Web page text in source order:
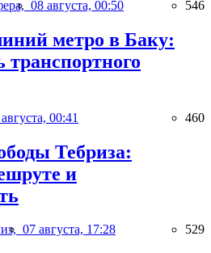
08 августа, 00:50 546
метро в Баку:
транспортного
00:41 460
Тебриза:
и
07 августа, 17:28 529